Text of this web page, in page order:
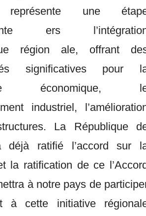
représente une
ers
région ale, offrant
significatives pour
économique,
industriel,
La République
déjà ratifié l’accord sur
la ratification de ce
à notre pays de
à cette initiative